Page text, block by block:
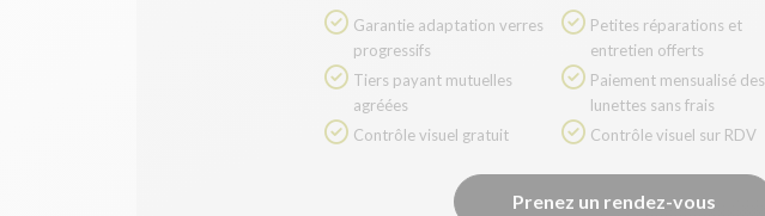
progressifs
agréées
Contrôle visuel gratuit
entretien offerts
lunettes sans frais
Contrôle visuel sur RDV
Prenez un rendez-vous